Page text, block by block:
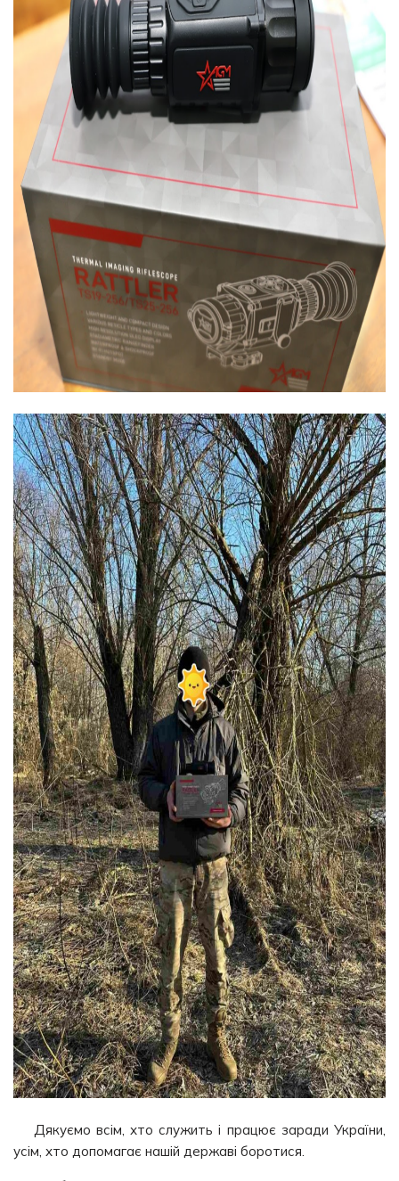
Дякуємо всім, хто служить і працює заради України,
усім, хто допомагає нашій державі боротися.